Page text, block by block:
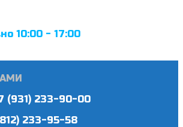
10:00 - 17:00
(931) 233-90-00
233-95-58